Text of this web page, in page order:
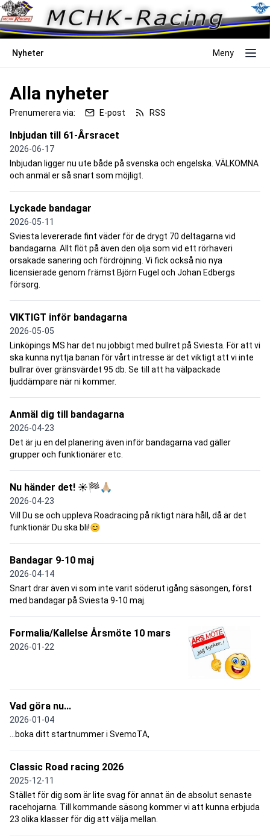
Nyheter Meny
Alla nyheter
Prenumerera via: E-post RSS
Inbjudan till 61-Årsracet
2026-06-17
Inbjudan ligger nu ute både på svenska och engelska. VÄLKOMNA
och anmäl er så snart som möjligt.
Lyckade bandagar
2026-05-11
Sviesta levererade fint väder för de drygt 70 deltagarna vid
bandagarna. Allt flöt på även den olja som vid ett rörhaveri
orsakade sanering och fördröjning. Vi fick också nio nya
licensierade genom främst Björn Fugel och Johan Edbergs
försorg.
VIKTIGT inför bandagarna
2026-05-05
Linköpings MS har det nu jobbigt med bullret på Sviesta. För att vi
ska kunna nyttja banan för vårt intresse är det viktigt att vi inte
bullrar över gränsvärdet 95 db. Se till att ha välpackade
ljuddämpare när ni kommer.
Anmäl dig till bandagarna
2026-04-23
Det är ju en del planering även inför bandagarna vad gäller
grupper och funktionärer etc.
Nu händer det! ☀️🏁🙏🏼
2026-04-23
Vill Du se och uppleva Roadracing på riktigt nära håll, då är det
funktionär Du ska bli!😊
Bandagar 9-10 maj
2026-04-14
Snart drar även vi som inte varit söderut igång säsongen, först
med bandagar på Sviesta 9-10 maj.
Formalia/Kallelse Årsmöte 10 mars
2026-01-22
Vad göra nu...
2026-01-04
...boka ditt startnummer i SvemoTA,
Classic Road racing 2026
2025-12-11
Stället för dig som är lite svag för annat än de absolut senaste
racehojarna. Till kommande säsong kommer vi att kunna erbjuda
23 olika klasser för dig att välja mellan.